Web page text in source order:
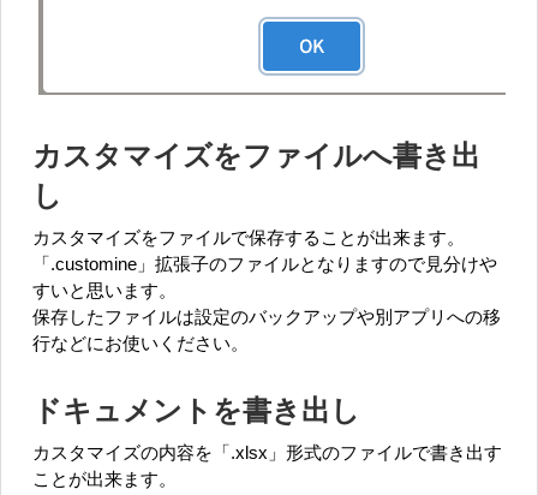
カスタマイズをファイルへ書き出
し
カスタマイズをファイルで保存することが出来ます。
「.customine」拡張子のファイルとなりますので見分けや
すいと思います。
保存したファイルは設定のバックアップや別アプリへの移
行などにお使いください。
ドキュメントを書き出し
カスタマイズの内容を「.xlsx」形式のファイルで書き出す
ことが出来ます。